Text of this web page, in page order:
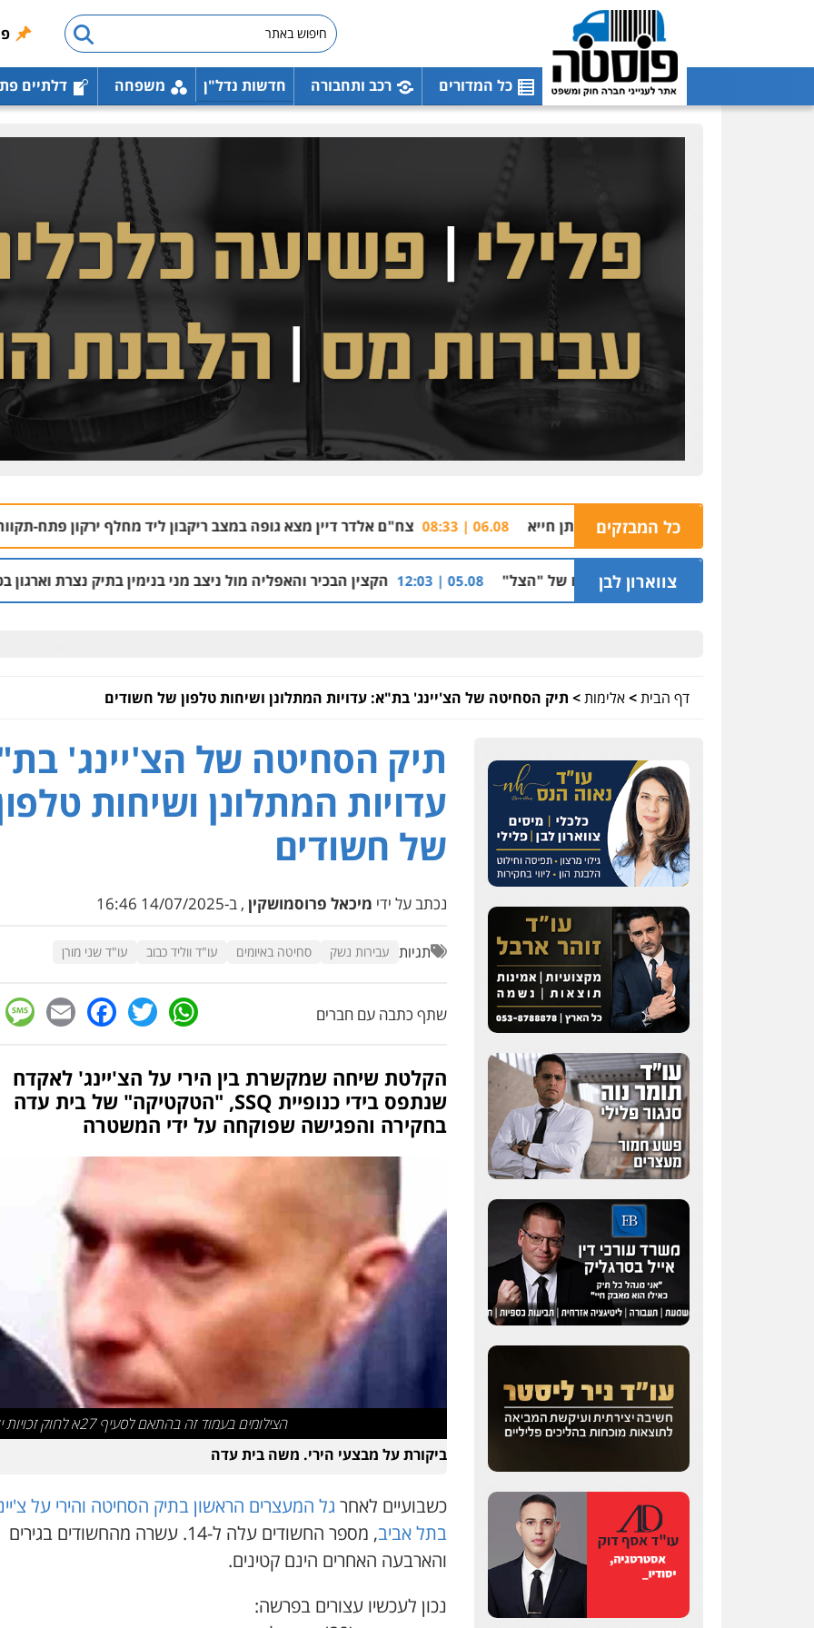
כל המדורים רכב ותחבורה חדשות נדל"ן משפחה דלתיים
כל המבזקים
בו מתגורר איתן חייא 06.08 | 08:33 צח"ם אלדר דיין מצא גופה במצב ריקבון ליד מחלף ירקון פתח-תקווה 05.08 | 22:15
צווארון לבן
בבעלות אחיו של "הצל" 05.08 | 12:03 הקצין הבכיר והאפליה מול ניצב מני בנימין בתיק נצרת וארגון בכרי 05.08 | 08:53
דף הבית>אלימות> תיק הסחיטה של הצ'יינג' בת"א: עדויות המתלונן ושיחות טלפון של חשודים
תיק הסחיטה של הצ'יינג'
עדויות המתלונן ושיחות
של חשודים
נכתב על ידי מיכאל פרוסמושקין , ב-14/07/2025 16:46
תגיות עבירות נשק סחיטה באיומים עו"ד ווליד כבוב עו"ד שני מורן
שתף כתבה עם חברים WhatsApp
Twitter
הקלטת שיחה שמקשרת בין הירי על הצ'יינג' לאקדח
שנתפס בידי כנופיית SSQ, "הטקטיקה" של בית עדה
בחקירה והפגישה שפוקחה על ידי המשטרה
הצילומים בעמוד זה בהתאם לסעיף 27א לחוק זכויות יוצרים
ביקורת על מבצעי הירי. משה בית עדה
כשבועיים לאחר גל המעצרים הראשון בתיק הסחיטה והירי על
בתל אביב
, מספר החשודים עלה ל-14. עשרה מהחשודים בגירים
והארבעה האחרים הינם קטינים.
נכון לעכשיו עצורים בפרשה: